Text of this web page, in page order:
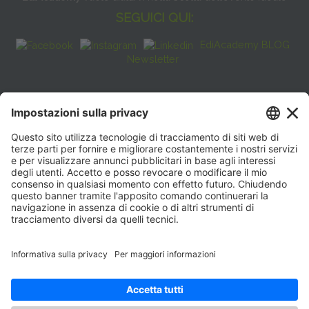
SEGUICI QUI:
EdiAcademy BLOG
Newsletter
FAQ
CONTATTI
EdiAcademy
Sede operativa: V.le E. Forlanini, 21 - 20134, Milano
(+39)0270211274
E-mail:formazione@eenet.it
Sede legale: V.le E. Forlanini, 21 - 20134, Milano
ORARI SEGRETERIA
Lunedì—Giovedì: 08:30–17:30
Venerdì: 08:30–16:00